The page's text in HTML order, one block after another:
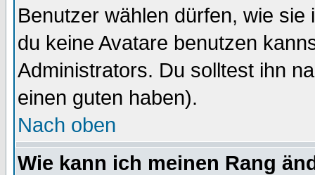
Benutzer wählen dürfen, wie
du keine Avatare benutzen
Administrators. Du solltest ihn
einen guten haben).
Nach oben
Wie kann ich meinen Rang